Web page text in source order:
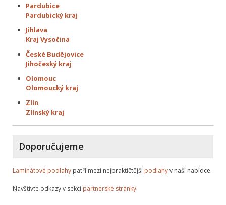
Pardubice
Pardubický kraj
Jihlava
Kraj Vysočina
České Budějovice
Jihočeský kraj
Olomouc
Olomoucký kraj
Zlín
Zlínský kraj
Doporučujeme
Laminátové podlahy patří mezi nejpraktičtější podlahyv naší nabídce.
Navštivte odkazy v sekci partnerské stránky.